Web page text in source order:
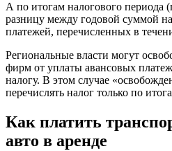
А по итогам налогового периода
разницу между годовой суммой
платежей, перечисленных в
Региональные власти могут
фирм от уплаты авансовых
налогу. В этом случае
перечислять налог только по
Как платить
авто в аренде